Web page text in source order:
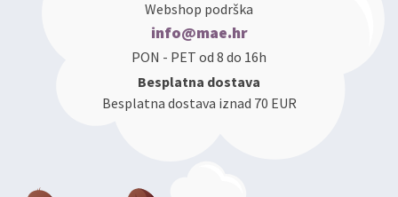
Webshop podrška
info@mae.hr
PON - PET od 8 do 16h
Besplatna dostava
Besplatna dostava iznad 70 EUR